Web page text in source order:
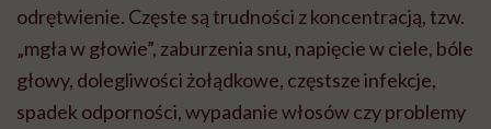
odrętwienie. Częste są trudności z koncentracją, tzw.
„mgła w głowie”, zaburzenia snu, napięcie w ciele, bóle
głowy, dolegliwości żołądkowe, częstsze infekcje,
spadek odporności, wypadanie włosów czy problemy